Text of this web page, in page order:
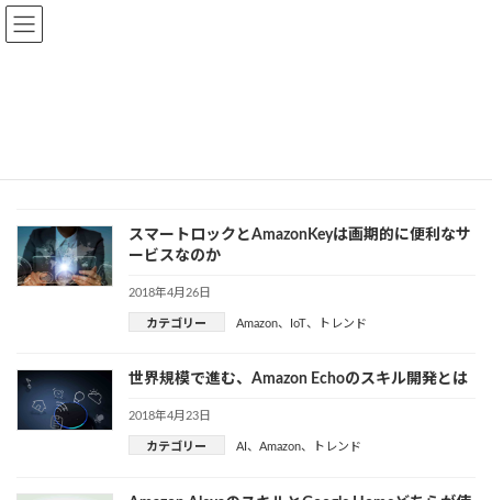
Skip
the
Skip
the
スマートロックとAmazonKeyは画期的に便利なサ
ービスなのか
2018年4月26日
カテゴリー Amazon、 IoT、 トレンド
世界規模で進む、Amazon Echoのスキル開発とは
2018年4月23日
カテゴリー AI 、 Amazon、 トレンド